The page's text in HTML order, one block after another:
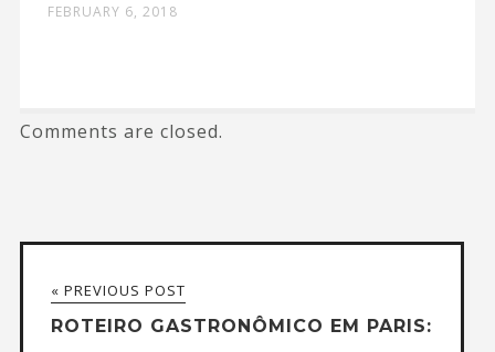
FEBRUARY 6, 2018
Comments are closed.
« PREVIOUS POST
ROTEIRO GASTRONÔMICO EM PARIS: